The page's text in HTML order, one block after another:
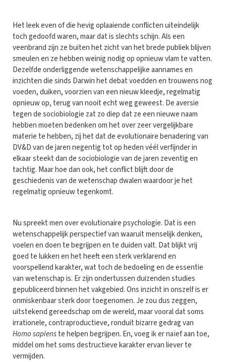
Het leek even of die hevig oplaaiende conflicten uiteindelijk
toch gedoofd waren, maar dat is slechts schijn. Als een
veenbrand zijn ze buiten het zicht van het brede publiek blijven
smeulen en ze hebben weinig nodig op opnieuw vlam te vatten.
Dezelfde onderliggende wetenschappelijke aannames en
inzichten die sinds Darwin het debat voedden en trouwens nog
voeden, duiken, voorzien van een nieuw kleedje, regelmatig
opnieuw op, terug van nooit echt weg geweest. De aversie
tegen de sociobiologie zat zo diep dat ze een nieuwe naam
hebben moeten bedenken om het over zeer vergelijkbare
materie te hebben, zij het dat de evolutionaire benadering van
DV&D van de jaren negentig tot op heden véél verfijnder in
elkaar steekt dan de sociobiologie van de jaren zeventig en
tachtig. Maar hoe dan ook, het conflict blijft door de
geschiedenis van de wetenschap dwalen waardoor je het
regelmatig opnieuw tegenkomt.
Nu spreekt men over evolutionaire psychologie. Dat is een
wetenschappelijk perspectief van waaruit menselijk denken,
voelen en doen te begrijpen en te duiden valt. Dat blijkt vrij
goed te lukken en het heeft een sterk verklarend en
voorspellend karakter, wat toch de bedoeling en de essentie
van wetenschap is. Er zijn ondertussen duizenden studies
gepubliceerd binnen het vakgebied. Ons inzicht in onszelf is er
onmiskenbaar sterk door toegenomen. Je zou dus zeggen,
uitstekend gereedschap om de wereld, maar vooral dat soms
irrationele, contraproductieve, ronduit bizarre gedrag van
Homo sapienste helpen begrijpen. En, voeg ik er naïef aan toe,
middel om het soms destructieve karakter ervan liever te
vermijden.